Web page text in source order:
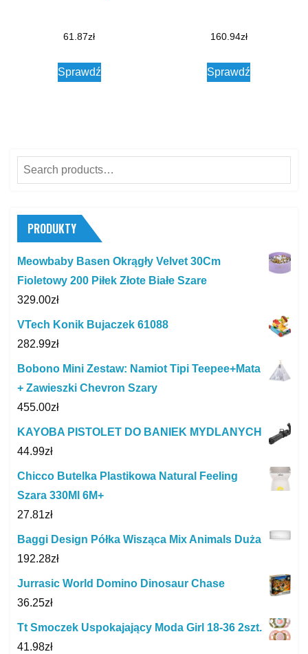
61.87zł
Sprawdź
160.94zł
Sprawdź
Search
for:
PRODUKTY
Meowbaby Basen Okrągły Velvet 30Cm
Fioletowy 200 Piłek Złote Białe Szare
329.00zł
VTech Konik Bujaczek 61088
282.99zł
Bobono Mini Zestaw: Namiot Tipi Teepee+Mata
+ Zawieszki Chevron Szary
455.00zł
KAYOBA PISTOLET DO BANIEK MYDLANYCH
44.99zł
Chicco Butelka Plastikowa Natural Feeling
Szara 330Ml 6M+
27.81zł
Baggi Design Półka Wisząca Mix Animals Duża
192.28zł
Jurrasic World Domino Dinosaur Chase
36.25zł
Tt Smoczek Uspokajający Moda Girl 18-36 2szt.
41.98zł